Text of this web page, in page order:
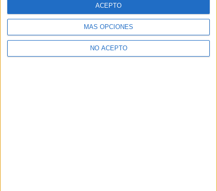
MÁS OPCIONES
NO ACEPTO
ACEPTO